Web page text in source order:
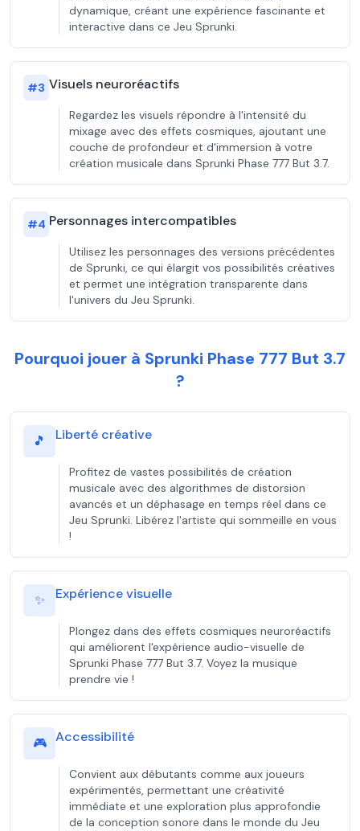
dynamique, créant une expérience fascinante et
interactive dans ce Jeu Sprunki.
#3 Visuels neuroréactifs
Regardez les visuels répondre à l'intensité du
mixage avec des effets cosmiques, ajoutant une
couche de profondeur et d'immersion à votre
création musicale dans Sprunki Phase 777 But 3.7.
#4 Personnages intercompatibles
Utilisez les personnages des versions précédentes
de Sprunki, ce qui élargit vos possibilités créatives
et permet une intégration transparente dans
l'univers du Jeu Sprunki.
Pourquoi jouer à Sprunki Phase 777 But 3.7
?
🎵 Liberté créative
Profitez de vastes possibilités de création
musicale avec des algorithmes de distorsion
avancés et un déphasage en temps réel dans ce
Jeu Sprunki. Libérez l'artiste qui sommeille en vous
!
✨ Expérience visuelle
Plongez dans des effets cosmiques neuroréactifs
qui améliorent l'expérience audio-visuelle de
Sprunki Phase 777 But 3.7. Voyez la musique
prendre vie !
🎮 Accessibilité
Convient aux débutants comme aux joueurs
expérimentés, permettant une créativité
immédiate et une exploration plus approfondie
de la conception sonore dans le monde du Jeu